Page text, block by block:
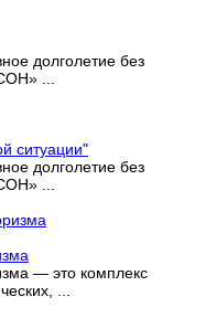
долголетие без
...
ситуации"
долголетие без
...
— это комплекс
...